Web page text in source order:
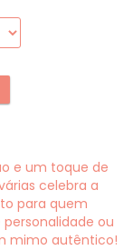
e um toque de
celebra a
para quem
ou
mimo autêntico!